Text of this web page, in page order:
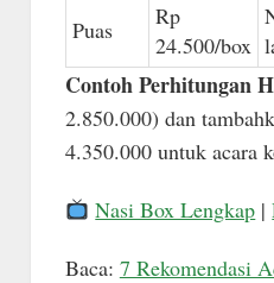
Puas
Rp
24.500/box
Contoh Perhitungan
2.850.000) dan
4.350.000 untuk acara
Nasi Box Lengkap |
Baca: 7 Rekomendasi